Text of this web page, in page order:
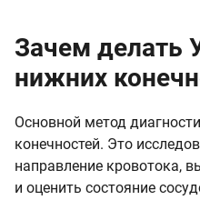
Зачем делать
нижних
Основной метод
конечностей. Это
направление кровотока,
и оценить состояние